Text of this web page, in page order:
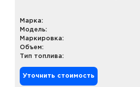
Марка:
Модель:
Маркировка:
Объем:
Тип топлива:
Уточнить стоимость